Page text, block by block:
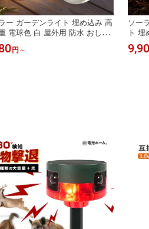
ー ガーデンライト 埋め込み 高
電球色 白 屋外用 防水 おしゃ
ライト 明るい 間接照明 ソーラ
ト 自動点灯 アプローチ 庭 芝
円 ～
ソー
ト
光 お
間接